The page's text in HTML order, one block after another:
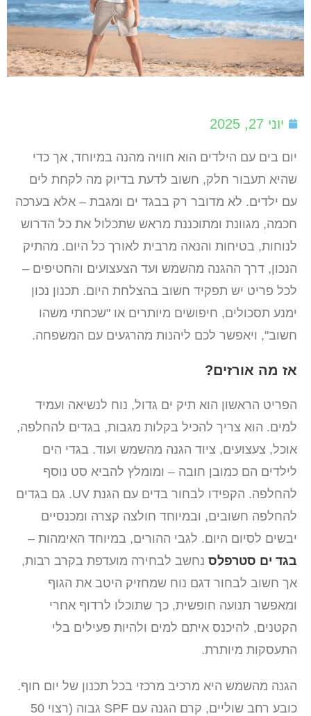
יוני 27, 2025
יום בים עם הילדים הוא חוויה מהנה במיוחד, אך כדי
שהיא תעבור חלק, חשוב לדעת בדיוק מה לקחת לים
עם ילדים. לא מדובר רק בבגד ים ומגבת – אלא בערכה
חכמה, מגוונת ומתוכננת מראש שתכלול את כל הדרוש
לנוחות, בטיחות והנאה מרבית לאורך כל היום. מהתיק
הנכון, דרך ההגנה מהשמש ועד הצעצועים והחטיפים –
לכל פריט יש תפקיד חשוב בהצלחת היום. תכנון נכון
ימנע תסכולים, חיפושים מיותרים או "שכחתי משהו
חשוב", ויאפשר לכם ליהנות מהרגעים עם המשפחה.
אז מה אורזים?
הפריט הראשון הוא תיק ים גדול, נוח לנשיאה ועמיד
למים. הוא צריך להכיל בקלות מגבות, בגדים להחלפה,
אוכל, צעצועים, ציוד הגנה מהשמש ועוד. בגדי הים
לילדים הם כמובן חובה – ומומלץ להביא סט נוסף
להחלפה. הקפידו לבחור בדים עם הגנת UV. גם בגדים
להחלפה חשובים, ובמיוחד חולצה קצרה ומכנסיים
יבשים לסיום היום. לגבי ההורים, במיוחד האימהות –
בגד ים סטרפלס נחשב לבחירה מועדפת בקרב רבות,
אך חשוב לבחור דגם נוח שמחזיק היטב את הגוף
ומאפשר תנועה חופשית, כך שתוכלו לרדוף אחרי
הקטנים, להיכנס איתם למים ולהיות פעילים בלי
התעסקות מיותרת.
הגנה מהשמש היא מרכיב מרכזי בכל תכנון של יום חוף.
כובע רחב שוליים, קרם הגנה עם SPF גבוה (רצוי 50